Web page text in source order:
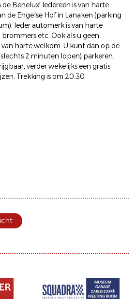
Benelux! Iedereen is van harte
de Engelse Hof in Lanaken (parking
Ieder automerk is van harte
etc. Ook als u geen
harte welkom. U kunt dan op de
2 minuten lopen) parkeren.
verder wekelijks een gratis
Trekking is om 20.30